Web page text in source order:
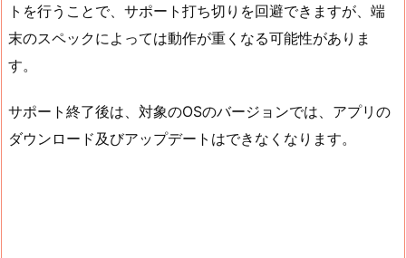
トを行うことで、サポート打ち切りを回避できますが、端
末のスペックによっては動作が重くなる可能性がありま
す。
サポート終了後は、対象のOSのバージョンでは、アプリの
ダウンロード及びアップデートはできなくなります。